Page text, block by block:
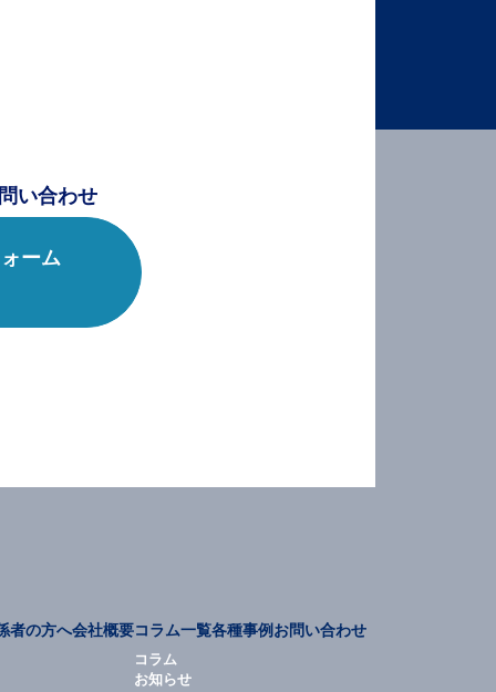
い合わせ
ーム
者の方へ会社概要コラム一覧
コラム
お知らせ
各種事例 お問い合わせ